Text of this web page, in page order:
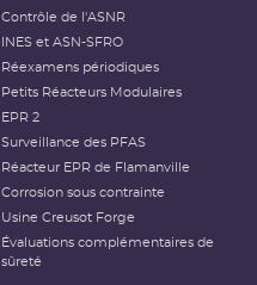
Contrôle de l'ASNR
INES et ASN-SFRO
Réexamens périodiques
Petits Réacteurs Modulaires
EPR 2
Surveillance des PFAS
Réacteur EPR de Flamanville
Corrosion sous contrainte
Usine Creusot Forge
Évaluations complémentaires de
sûreté